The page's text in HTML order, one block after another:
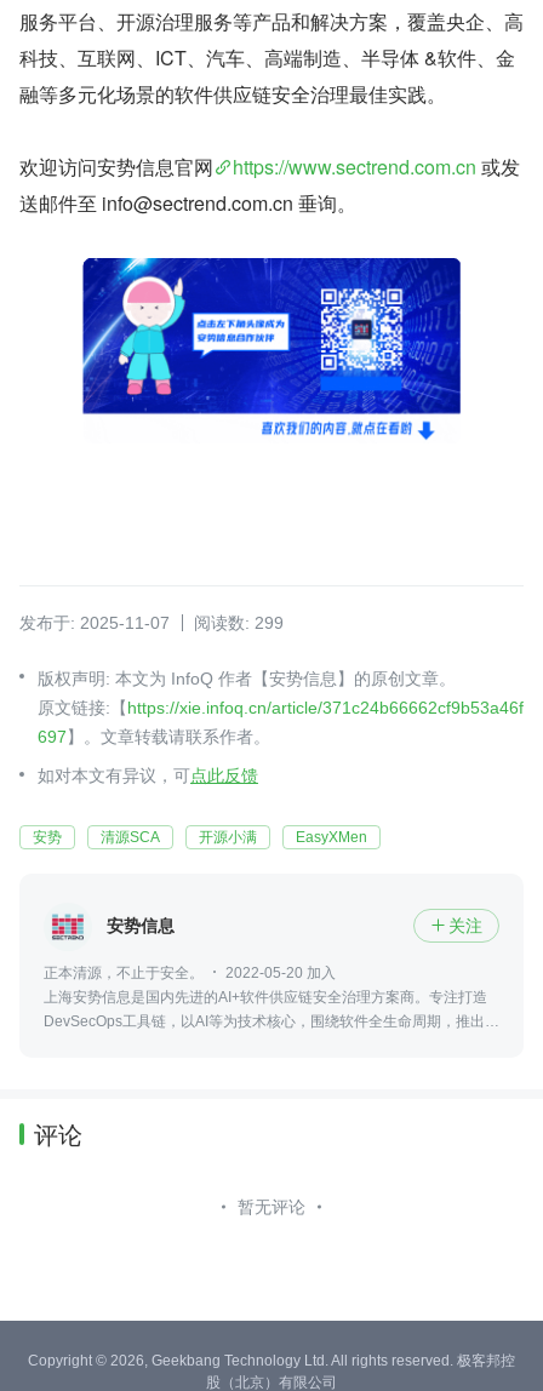
服务平台、开源治理服务等产品和解决方案，覆盖央企、高
科技、互联网、ICT、汽车、高端制造、半导体 &软件、金
融等多元化场景的软件供应链安全治理最佳实践。
欢迎访问安势信息官网 https://www.sectrend.com.cn 或发
送邮件至 info@sectrend.com.cn 垂询。
发布于: 2025-11-07 阅读数: 299
版权声明: 本文为 InfoQ 作者【安势信息】的原创文章。
原文链接:【https://xie.infoq.cn/article/371c24b66662cf9b53a46f
697】。文章转载请联系作者。
如对本文有异议，可点此反馈
安势 清源SCA 开源小满 EasyXMen
安势信息  关注
正本清源，不止于安全。
2022-05-20 加入
上海安势信息是国内先进的AI+软件供应链安全治理方案商。专注打造
DevSecOps工具链，以AI等为技术核心，围绕软件全生命周期，推出清
评论
暂无评论
Copyright © 2026, Geekbang Technology Ltd. All rights reserved. 极客邦控
股（北京）有限公司